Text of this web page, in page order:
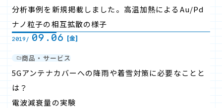
分析事例を新規掲載しました。高温加熱によるAu/Pd
ナノ粒子の相互拡散の様子
2019/ 09.06 [金]
商品・サービス
5Gアンテナカバーへの降雨や着雪対策に必要なことと
は？
電波減衰量の実験